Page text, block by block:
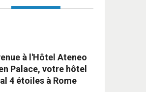
à l'Hôtel Ateneo
Palace, votre hôtel
4 étoiles à Rome